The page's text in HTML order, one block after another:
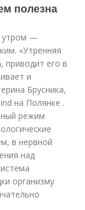
полезна
утром —
«Утренняя
приводит его в
и
Брусника,
на Полянке .
режим
в нервной
над
организму